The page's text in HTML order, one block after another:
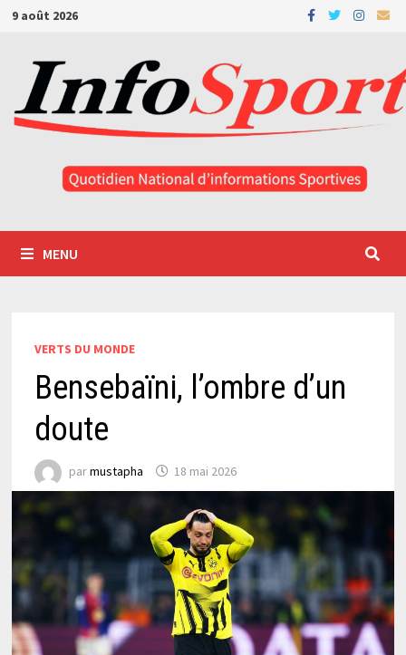
Passer
contenu
9 août 2026
MENU
VERTS DU MONDE
Bensebaïni, l’ombre d’un
doute
parmustapha 18 mai 2026